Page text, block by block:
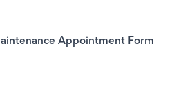
Appointment Form